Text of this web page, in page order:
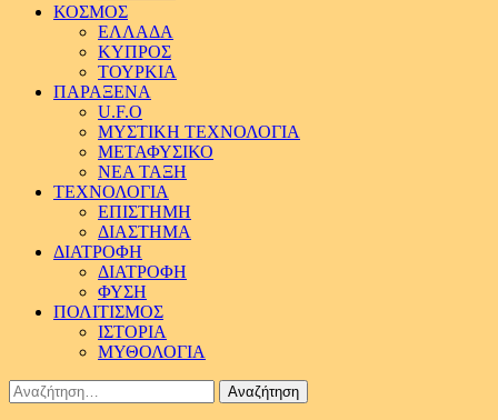
ΚΟΣΜΟΣ
ΕΛΛΑΔΑ
ΚΥΠΡΟΣ
ΤΟΥΡΚΙΑ
ΠΑΡΑΞΕΝΑ
U.F.O
ΜΥΣΤΙΚΗ ΤΕΧΝΟΛΟΓΙΑ
ΜΕΤΑΦΥΣΙΚΟ
ΝΕΑ ΤΑΞΗ
ΤΕΧΝΟΛΟΓΙΑ
ΕΠΙΣΤΗΜΗ
ΔΙΑΣΤΗΜΑ
ΔΙΑΤΡΟΦΗ
ΔΙΑΤΡΟΦΗ
ΦΥΣΗ
ΠΟΛΙΤΙΣΜΟΣ
ΙΣΤΟΡΙΑ
ΜΥΘΟΛΟΓΙΑ
Αναζήτηση
για: